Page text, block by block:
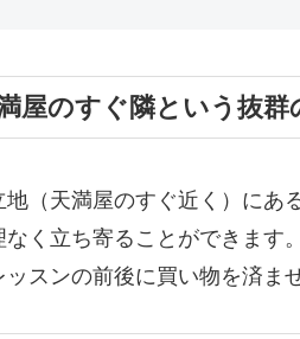
屋のすぐ隣という抜群
（天満屋のすぐ近く）にあ
く立ち寄ることができます
スンの前後に買い物を済ま